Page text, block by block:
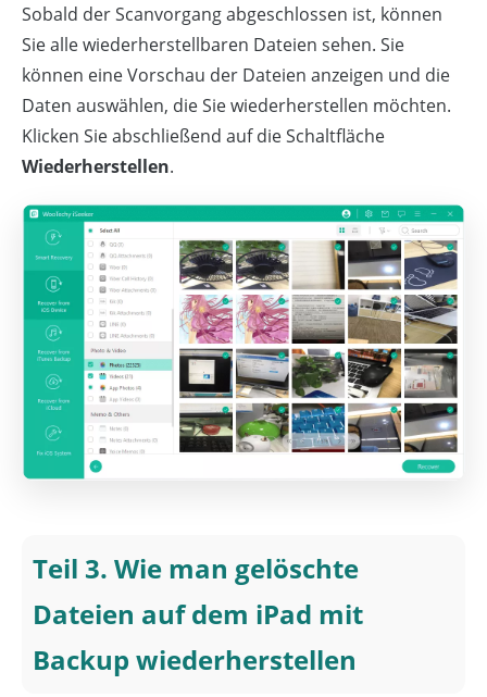
Sobald der Scanvorgang abgeschlossen ist, können
Sie alle wiederherstellbaren Dateien sehen. Sie
können eine Vorschau der Dateien anzeigen und die
Daten auswählen, die Sie wiederherstellen möchten.
Klicken Sie abschließend auf die Schaltfläche
Wiederherstellen.
Teil 3. Wie man gelöschte
Dateien auf dem iPad mit
Backup wiederherstellen